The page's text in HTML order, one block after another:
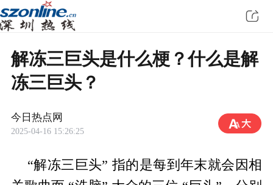
解冻三巨头是什么梗？什么是解
冻三巨头？
今日热点网
2025-04-16 15:26:25
“解冻三巨头” 指的是每到年末就会因相